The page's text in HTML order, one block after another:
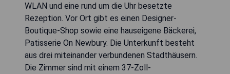
WLAN und eine rund um die Uhr besetzte
Rezeption. Vor Ort gibt es einen Designer-
Boutique-Shop sowie eine hauseigene Bäckerei,
Patisserie On Newbury. Die Unterkunft besteht
aus drei miteinander verbundenen Stadthäusern.
Die Zimmer sind mit einem 37-Zoll-